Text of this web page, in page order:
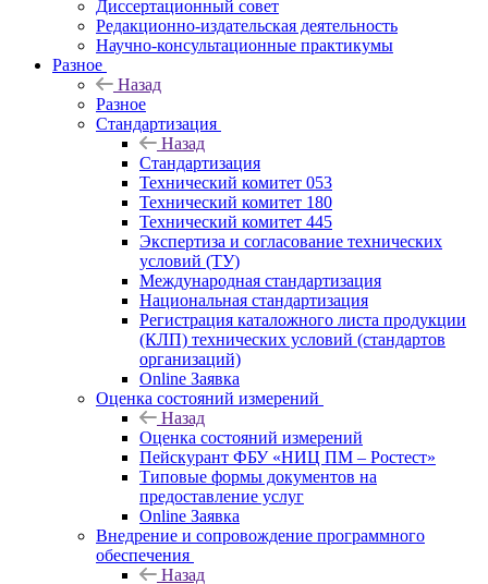
Диссертационный совет
Редакционно-издательская деятельность
Научно-консультационные практикумы
Разное
Назад
Разное
Стандартизация
Назад
Стандартизация
Технический комитет 053
Технический комитет 180
Технический комитет 445
Экспертиза и согласование технических
условий (ТУ)
Международная стандартизация
Национальная стандартизация
Регистрация каталожного листа продукции
(КЛП) технических условий (стандартов
организаций)
Online Заявка
Оценка состояний измерений
Назад
Оценка состояний измерений
Пейскурант ФБУ «НИЦ ПМ – Ростест»
Типовые формы документов на
предоставление услуг
Online Заявка
Внедрение и сопровождение программного
обеспечения
Назад